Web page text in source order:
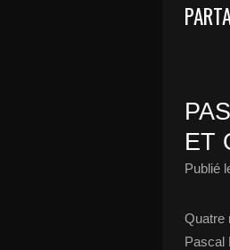
ET
Publié
Quatre
Pascal